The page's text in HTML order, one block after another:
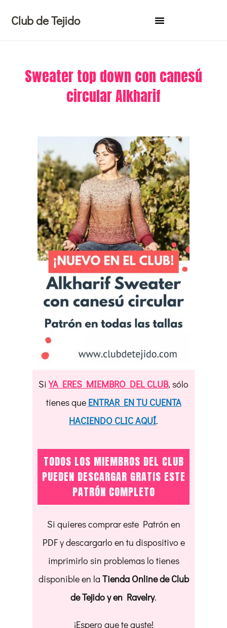
contenido
Club de Tejido
Sweater top down con canesú
circular Alkharif
SiYA ERES MIEMBRO DEL CLUB, sólo
tienes que ENTRAR EN TU CUENTA
HACIENDO CLIC AQUÍ.
TODOS LOS MIEMBROS DEL CLUB
PUEDEN DESCARGAR GRATIS ESTE
PATRÓN COMPLETO
Si quieres comprar este Patrón en
PDF y descargarlo en tu dispositivo e
imprimirlo sin problemas lo tienes
disponible en la Tienda Online de Club
de Tejido y en Ravelry.
¡Espero que te guste!